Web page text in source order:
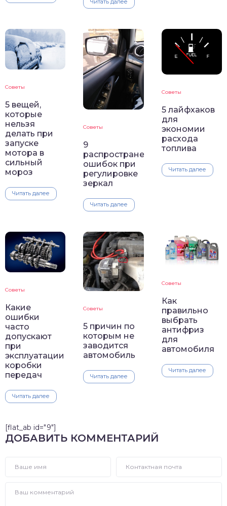
Читать далее
Советы
5 вещей,
которые
нельзя
делать при
запуске
мотора в
сильный
мороз
Читать далее
Советы
9
распространенных
ошибок при
регулировке
зеркал
Читать далее
Советы
5 лайфхаков
для
экономии
расхода
топлива
Читать далее
Советы
Какие
ошибки
часто
допускают
при
эксплуатации
коробки
передач
Читать далее
Советы
5 причин по
которым не
заводится
автомобиль
Читать далее
Советы
Как
правильно
выбрать
антифриз
для
автомобиля
Читать далее
[flat_ab id="9"]
ДОБАВИТЬ КОММЕНТАРИЙ